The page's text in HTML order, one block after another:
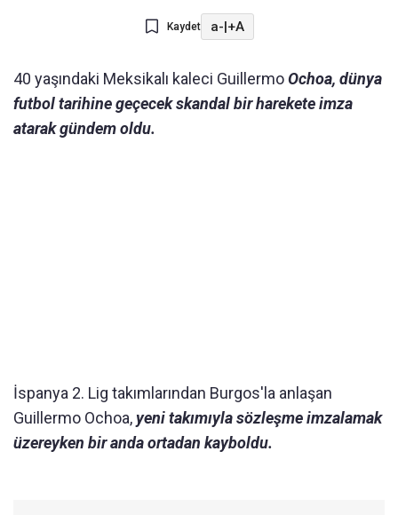
Kaydet a-|+A
40 yaşındaki Meksikalı kaleci GuillermoOchoa, dünya
futbol tarihine geçecek skandal bir harekete imza
atarak gündem oldu.
İspanya 2. Lig takımlarından Burgos'la anlaşan
Guillermo Ochoa,yeni takımıyla sözleşme imzalamak
üzereyken bir anda ortadan kayboldu.